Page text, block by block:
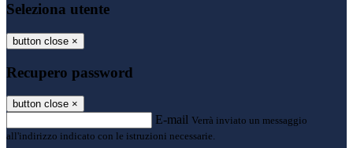
Seleziona utente
button close ×
Recupero password
button close ×
E-mail Verrà inviato un messaggio
all'indirizzo indicato con le istruzioni necessarie.